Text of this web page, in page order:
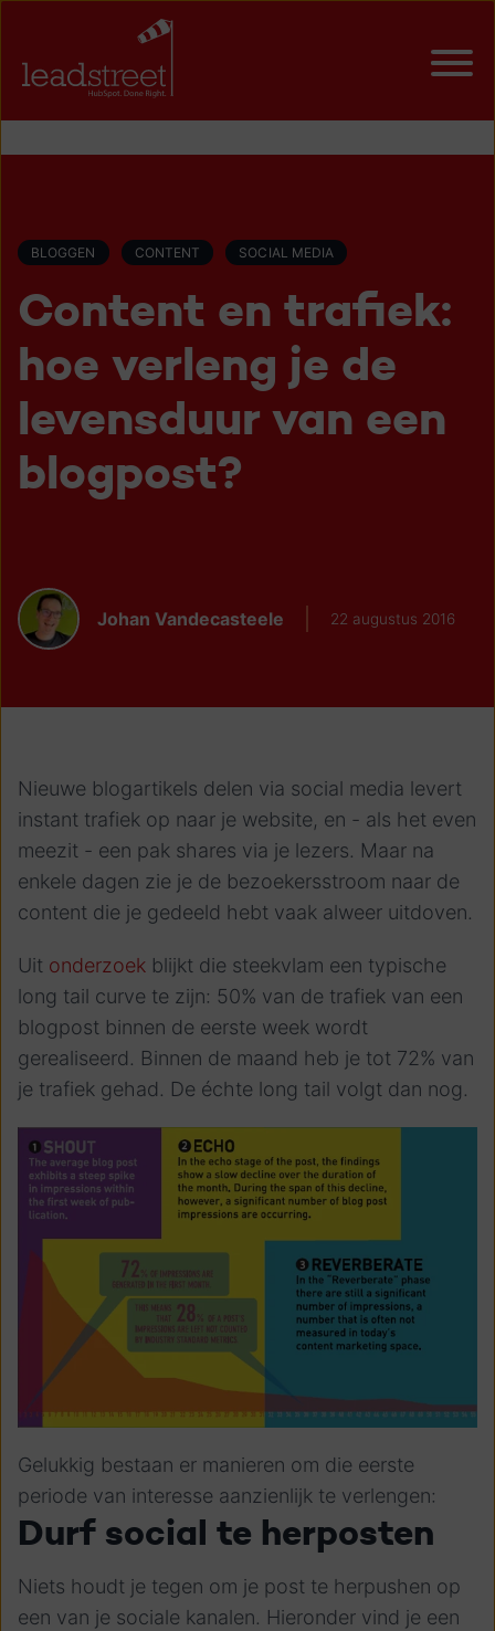
BLOGGEN CONTENT SOCIAL MEDIA
Content en trafiek:
hoe verleng je de
levensduur van een
blogpost?
Johan Vandecasteele 22 augustus 2016
Nieuwe blogartikels delen via social media levert
instant trafiek op naar je website, en - als het even
meezit - een pak shares via je lezers. Maar na
enkele dagen zie je de bezoekersstroom naar de
content die je gedeeld hebt vaak alweer uitdoven.
Uit onderzoek blijkt die steekvlam een typische
long tail curve te zijn: 50% van de trafiek van een
blogpost binnen de eerste week wordt
gerealiseerd. Binnen de maand heb je tot 72% van
je trafiek gehad. De échte long tail volgt dan nog.
Gelukkig bestaan er manieren om die eerste
periode van interesse aanzienlijk te verlengen:
Durf social te herposten
Niets houdt je tegen om je post te herpushen op
een van je sociale kanalen. Hieronder vind je een